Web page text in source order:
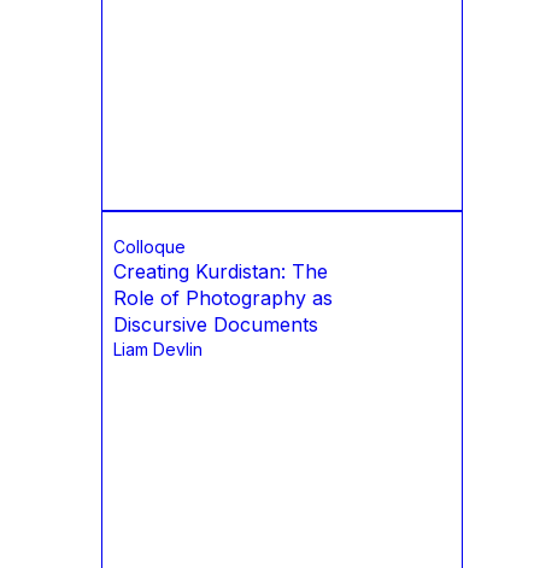
Colloque
Creating Kurdistan: The
Role of Photography as
Discursive Documents
Liam Devlin